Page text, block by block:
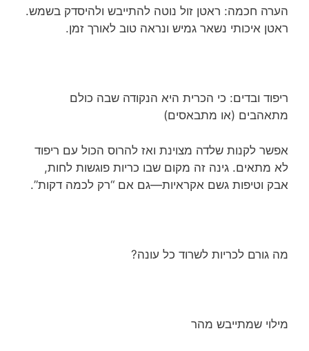
הערה חכמה: ראטן זול נוטה להתייבש ולהיסדק בשמש.
ראטן איכותי נשאר גמיש ונראה טוב לאורך זמן.
ריפוד ובדים: כי הכרית היא הנקודה שבה כולם
מתאהבים (או מתבאסים)
אפשר לקנות שלדה מצוינת ואז להרוס הכול עם ריפוד
לא מתאים. גינה זה מקום שבו כריות פוגשות לחות,
אבק וטיפות גשם אקראיות—גם אם “רק לכמה דקות”.
מה גורם לכריות לשרוד כל עונה?
מילוי שמתייבש מהר